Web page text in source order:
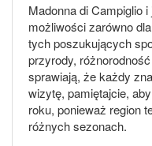
Madonna di Campiglio
możliwości zarówno
tych poszukujących
przyrody,
sprawiają, że każdy
wizytę, pamiętajcie,
roku, ponieważ region
różnych sezonach.